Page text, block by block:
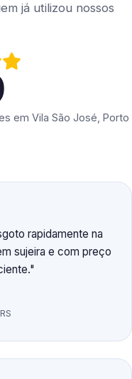
já utilizou nossos
em Vila São José, Porto
rapidamente na
sujeira e com preço